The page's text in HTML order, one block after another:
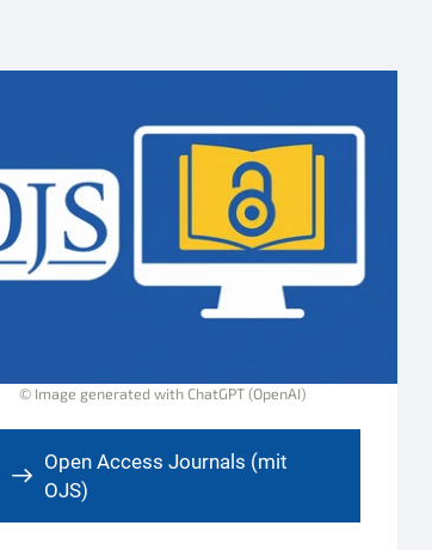
© Image generated with ChatGPT (OpenAI)
Open Access Journals (mit
OJS)